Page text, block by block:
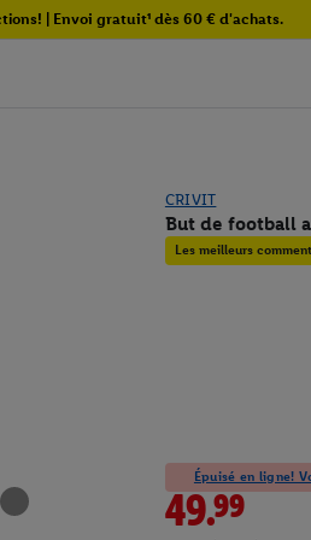
| Envoi gratuit¹ dès 60 € d'achats.
CRIVIT
But de football
Les meilleurs
Épuisé en ligne!
49.99